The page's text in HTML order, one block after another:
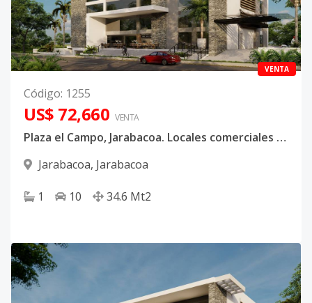
VENTA
Código: 1255
US$ 72,660 VENTA
Plaza el Campo, Jarabacoa. Locales comerciales en mall con ascensor
Jarabacoa, Jarabacoa
1 10 34.6 Mt2